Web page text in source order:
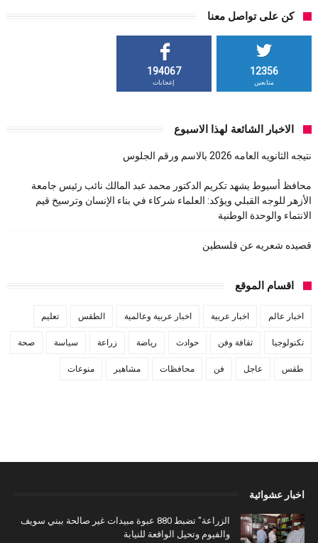
كن على تواصل معنا
12356
متابعين
194067
إعجابات
الاخبار الشائعة لهذا الاسبوع
نتيجه الثانويه العامه 2026 بالاسم ورقم الجلوس
محافظ أسيوط يشهد تكريم الدكتور محمد عبد المالك نائب رئيس جامعة
الأزهر للوجه القبلي ويؤكد: العلماء شركاء في بناء الإنسان وترسيخ قيم
الانتماء والوحدة الوطنية
قصيده شعريه عن فلسطين
اقسام الموقع
اخبار عالم اخبار عربية اخبار عربية وعالمية الطقس تعليم
تكنولوجيا ثقافة وفن حوادث رياضة زراعة سياسة صحة
طقس عاجل فن محافظات مشاهير منوعات
اخبار عشوائية
الزراعة" تضبط 880 عبوة مبيدات غير صالحة ببني سويف
والفيوم وتحيل الواقعة للنيابة